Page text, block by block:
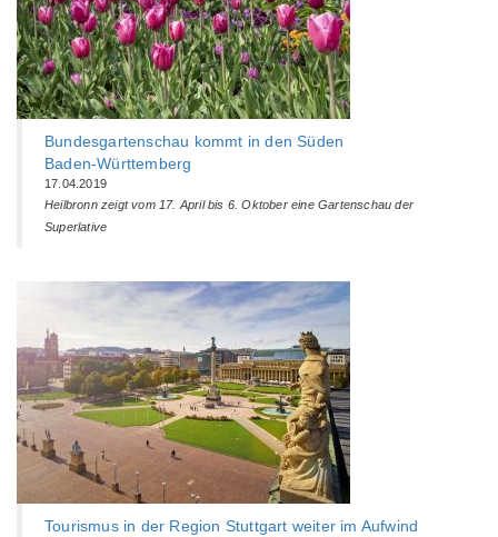
Bundesgartenschau kommt in den Süden
Baden-Württemberg‎
17.04.2019
Heilbronn zeigt vom 17. April bis 6. Oktober eine Gartenschau der
Superlative
Tourismus in der Region Stuttgart weiter im Aufwind